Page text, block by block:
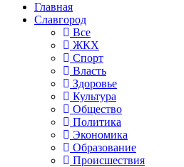
Главная
Славгород
Все
ЖКХ
Спорт
Власть
Здоровье
Культура
Общество
Политика
Экономика
Образование
Происшествия